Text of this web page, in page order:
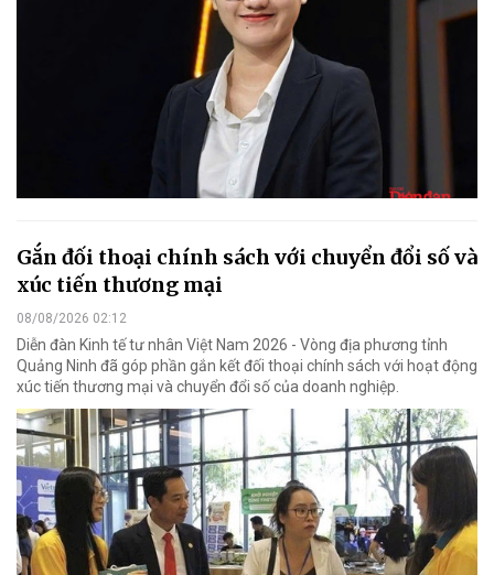
Gắn đối thoại chính sách với chuyển đổi số và
xúc tiến thương mại
08/08/2026 02:12
Diễn đàn Kinh tế tư nhân Việt Nam 2026 - Vòng địa phương tỉnh
Quảng Ninh đã góp phần gắn kết đối thoại chính sách với hoạt động
xúc tiến thương mại và chuyển đổi số của doanh nghiệp.